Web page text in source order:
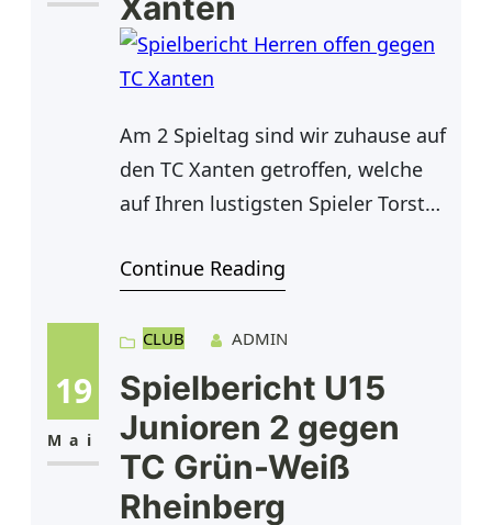
konnte sich
Xanten
Am 2 Spieltag sind wir zuhause auf
den TC Xanten getroffen, welche
auf Ihren lustigsten Spieler Torsten
Bei uns ist leider Robin kurzfristig
unsere neue Nummer 1 Tim doch
im Einzel einspringen. Die erste
Runde fing mit den Einzeln von
Marcel, Thorsten und Lucas an. An
Position
Continue Reading
19
Mai
CLUB ADMIN
Spielbericht U15
Junioren 2 gegen
TC Grün-Weiß
Rheinberg